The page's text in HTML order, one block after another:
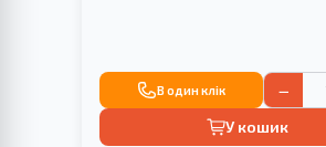
В один клік −
У кошик